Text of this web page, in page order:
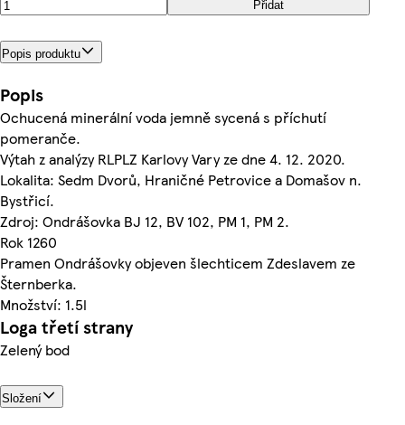
Přidat
Popis produktu
Popis
Ochucená minerální voda jemně sycená s příchutí
pomeranče.
Výtah z analýzy RLPLZ Karlovy Vary ze dne 4. 12. 2020.
Lokalita: Sedm Dvorů, Hraničné Petrovice a Domašov n.
Bystřicí.
Zdroj: Ondrášovka BJ 12, BV 102, PM 1, PM 2.
Rok 1260
Pramen Ondrášovky objeven šlechticem Zdeslavem ze
Šternberka.
Množství: 1.5l
Loga třetí strany
Zelený bod
Složení